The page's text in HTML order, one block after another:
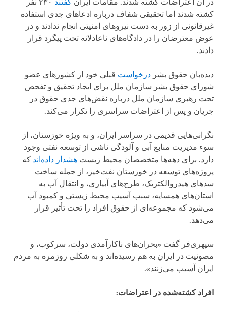
در آن اعتراضات کشته شدند. مقامات ایران گفتند
۲۳۰ نفر
کشته شدند اما تحقیقی شفاف درباره ادعاهای جدی استفاده
غیرقانونی از زور به دست نیروهای امنیتی انجام ندادند و در
عوض معترضان را در دادگاه‌های ناعادلانه تحت پیگرد قرار
دادند.
دیده‌بان حقوق بشر درخواست قبلی خود از کشورهای عضو
شورای حقوق بشر سازمان ملل برای ایجاد تحقیق و تفحص
تحت رهبری سازمان ملل درباره نقض‌های جدی حقوق در
جریان و پس از اعتراضات سراسری را تکرار می‌کند.
نگرانی‌هایی قدیمی در سراسر ایران، و به ویژه خوزستان، از
سوء مدیریت منابع آبی و آلودگی ناشی از توسعه نفتی وجود
دارد. برای دهه‌ها متخصصان محیط زیست هشدار داده‌اند که
پروژه‌های توسعه در خوزستان نفت‌خیز، از جمله ساخت
سدهای هیدروالکتریک، طرح‌های آبیاری، و انتقال آب به
استان‌های همسایه، سبب آسیب محیط زیستی و کمبود آب
می‌شود که مجموعه‌ای از حقوق افراد را تحت تأثیر قرار
می‌دهد.
سپهری‌فر گفت «بحران‌های ناکارآمدی دولت، سرکوب، و
مصونیت در ایران به هم رسیده‌اند و به شکلی روزمره به مردم
ایران آسیب می‌زنند».
افراد کشته‌شده در اعتراضات: